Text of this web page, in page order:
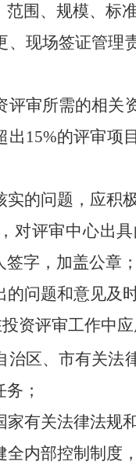
围、规模、标
、现场签证管
评审所需的相关
出 15%的评审项
实的问题，应
对评审中心出
签字，加盖公章
的问题和意见及
资评审工作中
治区、市有关
；
家有关法律法规
全内部控制制